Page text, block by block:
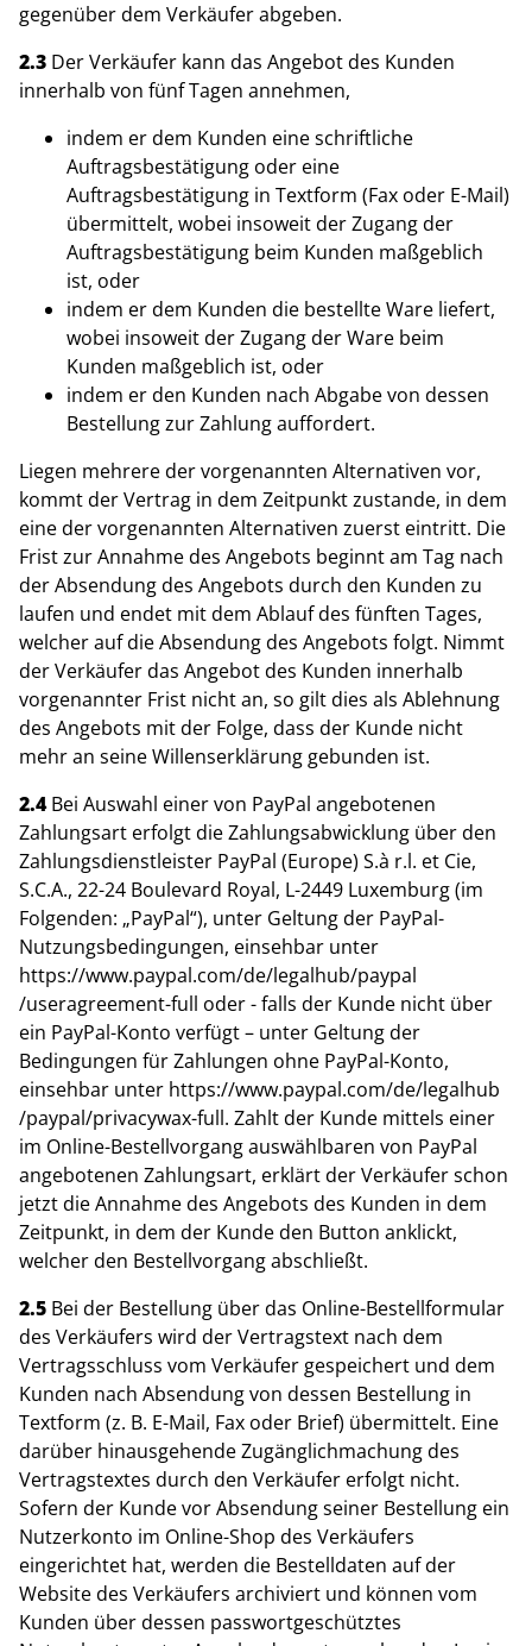
gegenüber dem Verkäufer abgeben.
2.3 Der Verkäufer kann das Angebot des Kunden
innerhalb von fünf Tagen annehmen,
indem er dem Kunden eine schriftliche
Auftragsbestätigung oder eine
Auftragsbestätigung in Textform (Fax oder E-Mail)
übermittelt, wobei insoweit der Zugang der
Auftragsbestätigung beim Kunden maßgeblich
ist, oder
indem er dem Kunden die bestellte Ware liefert,
wobei insoweit der Zugang der Ware beim
Kunden maßgeblich ist, oder
indem er den Kunden nach Abgabe von dessen
Bestellung zur Zahlung auffordert.
Liegen mehrere der vorgenannten Alternativen vor,
kommt der Vertrag in dem Zeitpunkt zustande, in dem
eine der vorgenannten Alternativen zuerst eintritt. Die
Frist zur Annahme des Angebots beginnt am Tag nach
der Absendung des Angebots durch den Kunden zu
laufen und endet mit dem Ablauf des fünften Tages,
welcher auf die Absendung des Angebots folgt. Nimmt
der Verkäufer das Angebot des Kunden innerhalb
vorgenannter Frist nicht an, so gilt dies als Ablehnung
des Angebots mit der Folge, dass der Kunde nicht
mehr an seine Willenserklärung gebunden ist.
2.4Bei Auswahl einer von PayPal angebotenen
Zahlungsart erfolgt die Zahlungsabwicklung über den
Zahlungsdienstleister PayPal (Europe) S.à r.l. et Cie,
S.C.A., 22-24 Boulevard Royal, L-2449 Luxemburg (im
Folgenden: „PayPal“), unter Geltung der PayPal-
Nutzungsbedingungen, einsehbar unter
https://www.paypal.com/de/legalhub/paypal
/useragreement-full oder - falls der Kunde nicht über
ein PayPal-Konto verfügt – unter Geltung der
Bedingungen für Zahlungen ohne PayPal-Konto,
einsehbar unter https://www.paypal.com/de/legalhub
/paypal/privacywax-full. Zahlt der Kunde mittels einer
im Online-Bestellvorgang auswählbaren von PayPal
angebotenen Zahlungsart, erklärt der Verkäufer schon
jetzt die Annahme des Angebots des Kunden in dem
Zeitpunkt, in dem der Kunde den Button anklickt,
welcher den Bestellvorgang abschließt.
2.5 Bei der Bestellung über das Online-Bestellformular
des Verkäufers wird der Vertragstext nach dem
Vertragsschluss vom Verkäufer gespeichert und dem
Kunden nach Absendung von dessen Bestellung in
Textform (z. B. E-Mail, Fax oder Brief) übermittelt. Eine
darüber hinausgehende Zugänglichmachung des
Vertragstextes durch den Verkäufer erfolgt nicht.
Sofern der Kunde vor Absendung seiner Bestellung ein
Nutzerkonto im Online-Shop des Verkäufers
eingerichtet hat, werden die Bestelldaten auf der
Website des Verkäufers archiviert und können vom
Kunden über dessen passwortgeschütztes